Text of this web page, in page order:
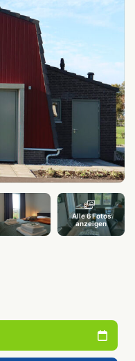
Alle 6 Fotos
anzeigen